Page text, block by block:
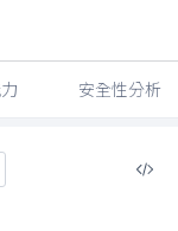
安全性分析